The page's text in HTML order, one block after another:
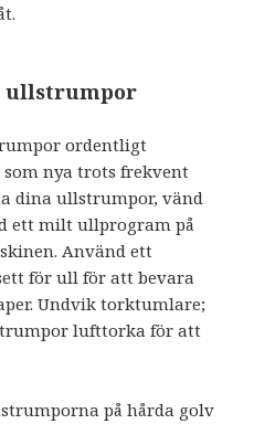
ullstrumpor
ordentligt
nya trots frekvent
dina ullstrumpor, vänd
ett milt ullprogram på
Använd ett
för ull för att bevara
Undvik torktumlare;
lufttorka för att
på hårda golv